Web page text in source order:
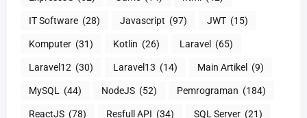
IT Software (28) Javascript (97) JWT (15)
Komputer (31) Kotlin (26) Laravel (65)
Laravel12 (30) Laravel13 (14) Main Artikel (9)
MySQL (44) NodeJS (52) Pemrograman (184)
ReactJS (78) Resfull API (34) SQL Server (21)